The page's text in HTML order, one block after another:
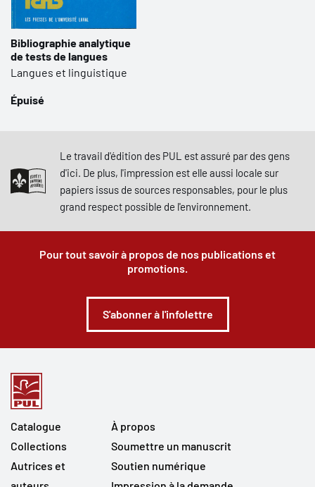
Bibliographie analytique
de tests de langues
Langues et linguistique
Épuisé
Le travail d'édition des PUL est assuré par des gens
d'ici. De plus, l'impression est elle aussi locale sur
papiers issus de sources responsables, pour le plus
grand respect possible de l'environnement.
Pour tout savoir à propos de nos publications et
promotions.
S'abonner à l'infolettre
Catalogue
Collections
Autrices et
À propos
Soumettre un manuscrit
Soutien numérique